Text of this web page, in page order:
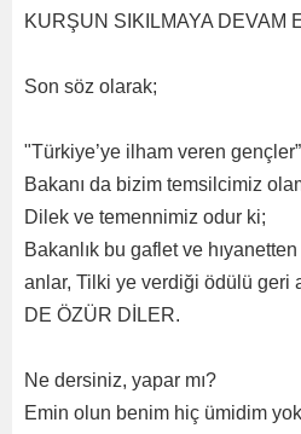
KURŞUN SIKILMAYA DEVAM
Son söz olarak;
"Türkiye’ye ilham veren
Bakanı da bizim temsilcimiz
Dilek ve temennimiz odur ki;
Bakanlık bu gaflet ve
anlar, Tilki ye verdiği ödülü geri
DE ÖZÜR DİLER.
Ne dersiniz, yapar mı?
Emin olun benim hiç ümidim